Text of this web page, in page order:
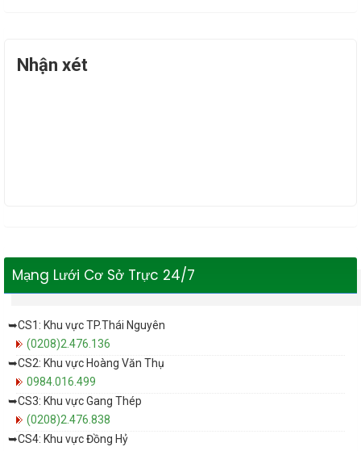
Nhận xét
Mạng Lưới Cơ Sở Trực 24/7
➥CS1: Khu vực TP.Thái Nguyên
(0208)2.476.136
➥CS2: Khu vực Hoàng Văn Thụ
0984.016.499
➥CS3: Khu vực Gang Thép
(0208)2.476.838
➥CS4: Khu vực Đồng Hỷ